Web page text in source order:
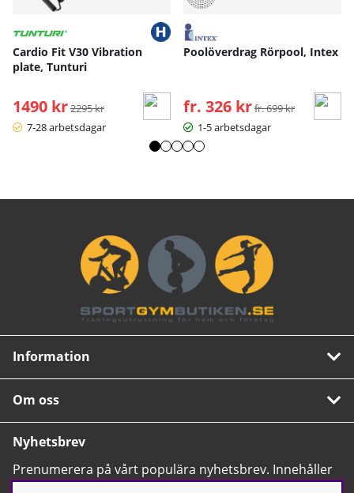
Cardio Fit V30 Vibration
plate, Tunturi
1490 kr Ordinarie pris:
2295 kr
7-28 arbetsdagar
Poolöverdrag Rörpool, Intex
fr. 326 kr Ordinarie pris:
fr. 699 kr
1-5 arbetsdagar
Information
Om oss
Nyhetsbrev
Prenumerera på vårt populära nyhetsbrev. Innehåller
tips, nyheter och våra allra bästa erbjudanden.